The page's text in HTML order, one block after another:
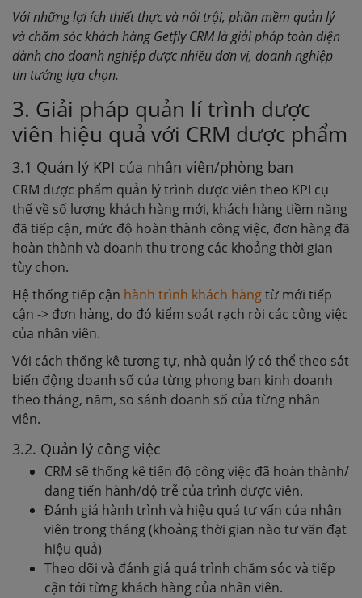
Với những lợi ích thiết thực và nổi trội, phần mềm quản lý
và chăm sóc khách hàng Getfly CRM là giải pháp toàn diện
dành cho doanh nghiệp được nhiều đơn vị, doanh nghiệp
tin tưởng lựa chọn.
3. Giải pháp quản lí trình dược
viên hiệu quả với CRM dược phẩm
3.1 Quản lý KPI của nhân viên/phòng ban
CRM dược phẩm quản lý trình dược viên theo KPI cụ
thể về số lượng khách hàng mới, khách hàng tiềm năng
đã tiếp cận, mức độ hoàn thành công việc, đơn hàng đã
hoàn thành và doanh thu trong các khoảng thời gian
tùy chọn.
Hệ thống tiếp cận hành trình khách hàngtừ mới tiếp
cận -> đơn hàng, do đó kiểm soát rạch ròi các công việc
của nhân viên.
Với cách thống kê tương tự, nhà quản lý có thể theo sát
biến động doanh số của từng phong ban kinh doanh
theo tháng, năm, so sánh doanh số của từng nhân
viên.
3.2. Quản lý công việc
CRM sẽ thống kê tiến độ công việc đã hoàn thành/
đang tiến hành/độ trễ của trình dược viên.
Đánh giá hành trình và hiệu quả tư vấn của nhân
viên trong tháng (khoảng thời gian nào tư vấn đạt
hiệu quả)
Theo dõi và đánh giá quá trình chăm sóc và tiếp
cận tới từng khách hàng của nhân viên.